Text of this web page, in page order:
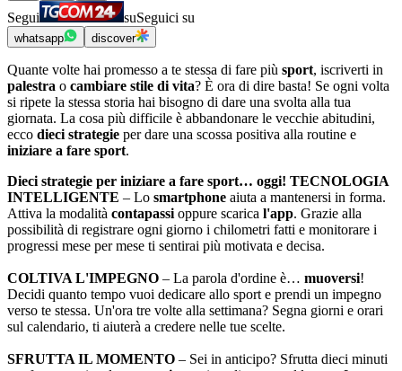
Segui suSeguici su
whatsapp discover
Quante volte hai promesso a te stessa di fare più sport, iscriverti in
palestra o cambiare stile di vita? È ora di dire basta! Se ogni volta
si ripete la stessa storia hai bisogno di dare una svolta alla tua
giornata. La cosa più difficile è abbandonare le vecchie abitudini,
ecco dieci strategie per dare una scossa positiva alla routine e
iniziare a fare sport.
Dieci strategie per iniziare a fare sport… oggi! TECNOLOGIA
INTELLIGENTE – Lo smartphone aiuta a mantenersi in forma.
Attiva la modalità contapassi oppure scarica l'app. Grazie alla
possibilità di registrare ogni giorno i chilometri fatti e monitorare i
progressi mese per mese ti sentirai più motivata e decisa.
COLTIVA L'IMPEGNO – La parola d'ordine è… muoversi!
Decidi quanto tempo vuoi dedicare allo sport e prendi un impegno
verso te stessa. Un'ora tre volte alla settimana? Segna giorni e orari
sul calendario, ti aiuterà a credere nelle tue scelte.
SFRUTTA IL MOMENTO – Sei in anticipo? Sfrutta dieci minuti